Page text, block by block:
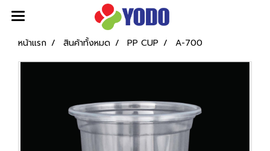
หน้าแรก สินค้าทั้งหมด PP CUP A-700